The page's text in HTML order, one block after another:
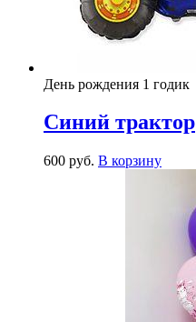
День рождения 1 годик
Синий трактор
600 руб. В корзину